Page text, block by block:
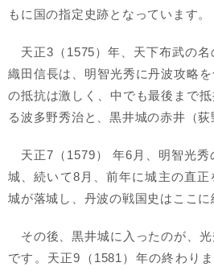
もに国の指定史跡となっています。
天正3（1575）年、天下布武の名
織田信長は、明智光秀に丹波攻略
の抵抗は激しく、中でも最後まで
る波多野秀治と、黒井城の赤井（荻
天正7（1579） 年6月、明智光秀
城、続いて8月、前年に城主の直
城が落城し、丹波の戦国史はここに
その後、黒井城に入ったのが、
です。天正9（1581）年の終わり